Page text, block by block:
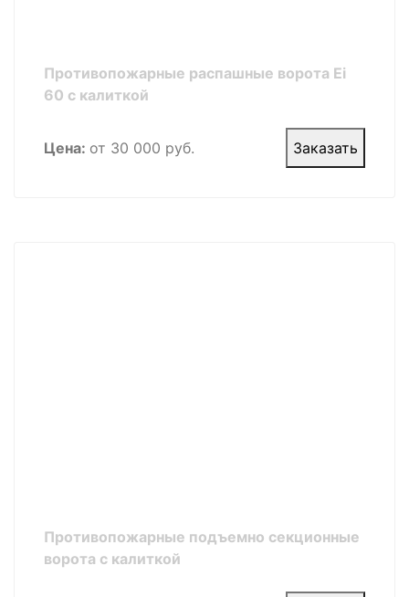
Противопожарные распашные ворота Ei
60 с калиткой
Цена: от 30 000 руб. Заказать
Противопожарные подъемно секционные
ворота с калиткой